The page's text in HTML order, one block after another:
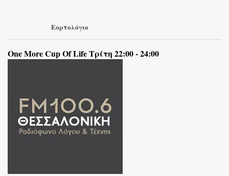
Εορτολόγιο
One More Cup Of Life Τρίτη 22:00 - 24:00